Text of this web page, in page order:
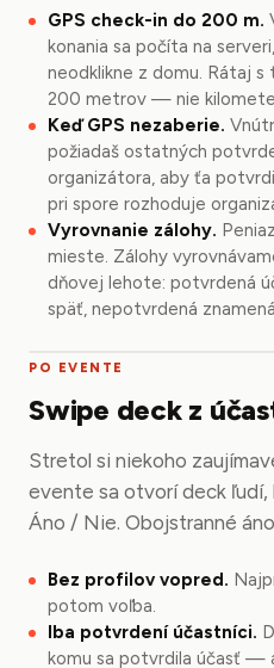
GPS check-in do 200 m.
konania sa počíta na
neodklikne z domu. Rátaj
200 metrov — nie
Keď GPS nezaberie.
požiadaš ostatných
organizátora, aby ťa
pri spore rozhoduje
Vyrovnanie zálohy.
mieste. Zálohy
dňovej lehote: potvrdená
späť, nepotvrdená
PO EVENTE
Swipe deck z
Stretol si niekoho
evente sa otvorí deck
Áno / Nie. Obojstranné
Bez profilov vopred.
potom voľba.
Iba potvrdení účastníci.
komu sa potvrdila účasť —